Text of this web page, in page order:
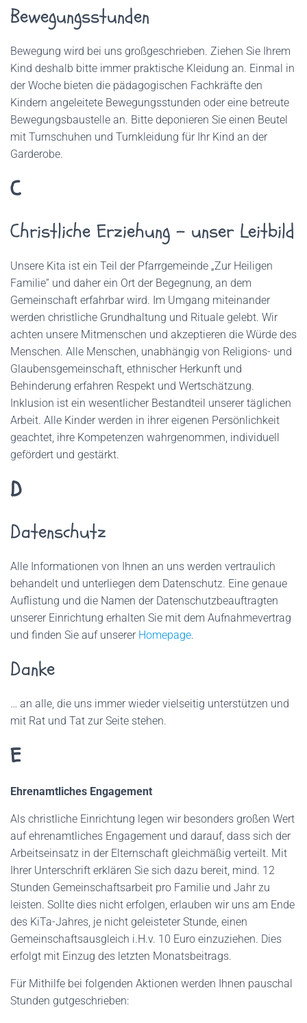
Bewegungsstunden
Bewegung wird bei uns großgeschrieben. Ziehen Sie Ihrem
Kind deshalb bitte immer praktische Kleidung an. Einmal in
der Woche bieten die pädagogischen Fachkräfte den
Kindern angeleitete Bewegungsstunden oder eine betreute
Bewegungsbaustelle an. Bitte deponieren Sie einen Beutel
mit Turnschuhen und Turnkleidung für Ihr Kind an der
Garderobe.
C
Christliche Erziehung – unser Leitbild
Unsere Kita ist ein Teil der Pfarrgemeinde „Zur Heiligen
Familie“ und daher ein Ort der Begegnung, an dem
Gemeinschaft erfahrbar wird. Im Umgang miteinander
werden christliche Grundhaltung und Rituale gelebt. Wir
achten unsere Mitmenschen und akzeptieren die Würde des
Menschen. Alle Menschen, unabhängig von Religions- und
Glaubensgemeinschaft, ethnischer Herkunft und
Behinderung erfahren Respekt und Wertschätzung.
Inklusion ist ein wesentlicher Bestandteil unserer täglichen
Arbeit. Alle Kinder werden in ihrer eigenen Persönlichkeit
geachtet, ihre Kompetenzen wahrgenommen, individuell
gefördert und gestärkt.
D
Datenschutz
Alle Informationen von Ihnen an uns werden vertraulich
behandelt und unterliegen dem Datenschutz. Eine genaue
Auflistung und die Namen der Datenschutzbeauftragten
unserer Einrichtung erhalten Sie mit dem Aufnahmevertrag
und finden Sie auf unserer Homepage.
Danke
… an alle, die uns immer wieder vielseitig unterstützen und
mit Rat und Tat zur Seite stehen.
E
Ehrenamtliches Engagement
Als christliche Einrichtung legen wir besonders großen Wert
auf ehrenamtliches Engagement und darauf, dass sich der
Arbeitseinsatz in der Elternschaft gleichmäßig verteilt. Mit
Ihrer Unterschrift erklären Sie sich dazu bereit, mind. 12
Stunden Gemeinschaftsarbeit pro Familie und Jahr zu
leisten. Sollte dies nicht erfolgen, erlauben wir uns am Ende
des KiTa-Jahres, je nicht geleisteter Stunde, einen
Gemeinschaftsausgleich i.H.v. 10 Euro einzuziehen. Dies
erfolgt mit Einzug des letzten Monatsbeitrags.
Für Mithilfe bei folgenden Aktionen werden Ihnen pauschal
Stunden gutgeschrieben: